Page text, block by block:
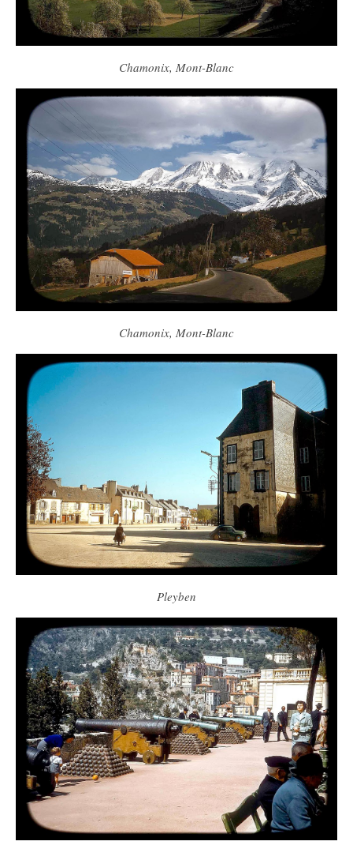
Chamonix, Mont-Blanc
Chamonix, Mont-Blanc
Pleyben